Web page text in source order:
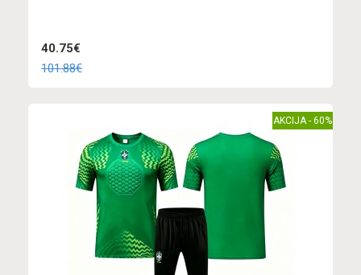
40.75€
101.88€
AKCIJA - 60%